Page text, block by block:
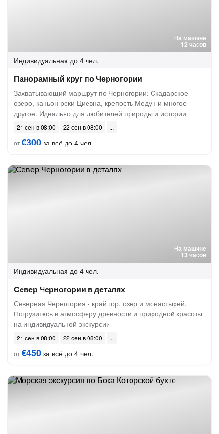
На машине
12 часов
Индивидуальная до 4 чел.
Панорамный круг по Черногории
Захватывающий маршрут по Черногории: Скадарское
озеро, каньон реки Циевна, крепость Медун и многое
другое. Идеально для любителей природы и истории
21 сен в 08:00
22 сен в 08:00
от€300 за всё до 4 чел.
На машине
13 часов
Индивидуальная до 4 чел.
Север Черногории в деталях
Северная Черногория - край гор, озер и монастырей.
Погрузитесь в атмосферу древности и природной красоты
на индивидуальной экскурсии
21 сен в 08:00
22 сен в 08:00
от€450 за всё до 4 чел.